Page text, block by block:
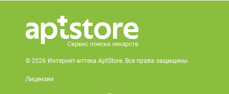
© 2026 Интернет-аптека AptStore. Все права защищены
Лицензии